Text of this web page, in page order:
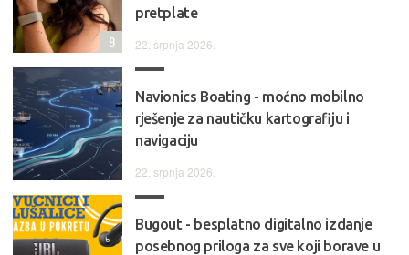
pretplate
22. srpnja 2026.
9
Navionics Boating - moćno mobilno
rješenje za nautičku kartografiju i
navigaciju
22. srpnja 2026.
Bugout - besplatno digitalno izdanje
posebnog priloga za sve koji borave u